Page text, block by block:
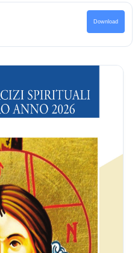
Download